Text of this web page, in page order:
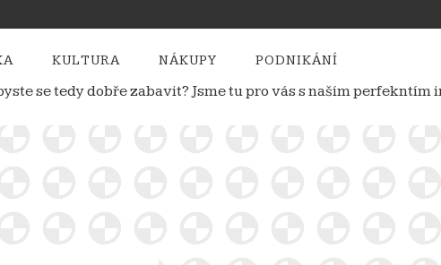
se tedy dobře zabavit? Jsme tu pro vás s naším
KULTURA NÁKUPY
PODNIKÁNÍ